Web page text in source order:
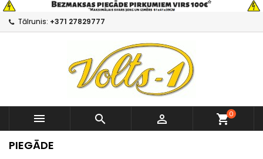
Tālrunis: +371 27829777
   shopping_cart0
PIEGĀDE